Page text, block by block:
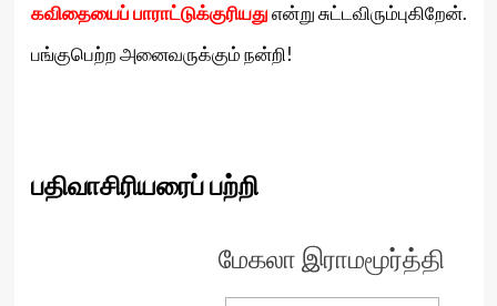
கவிதையைப்பாராட்டுக்குரியதுஎன்று சுட்டவிரும்புகிறேன்.
பங்குபெற்ற அனைவருக்கும் நன்றி!
பதிவாசிரியரைப் பற்றி
மேகலா இராமமூர்த்தி